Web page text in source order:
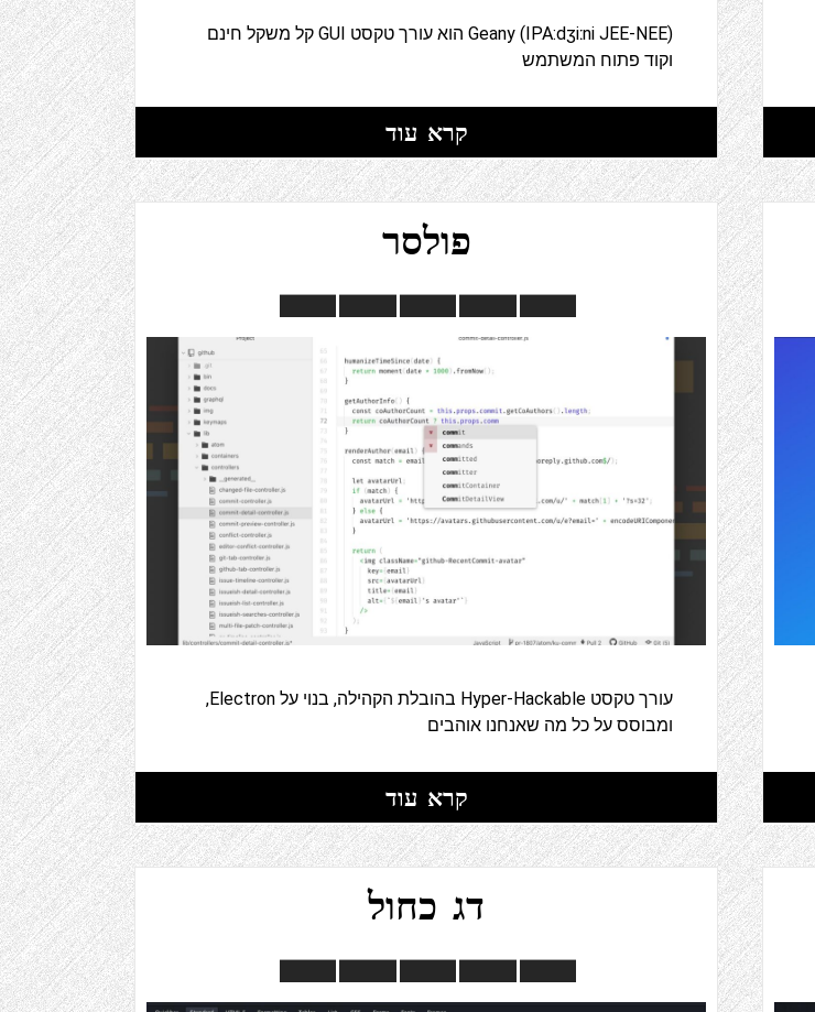
Geany (IPA:dʒiːni JEE-NEE) הוא עורך טקסט GUI קל משקל חינם
וקוד פתוח המשתמש
קרא עוד
פולסר
עורך טקסט Hyper-Hackable בהובלת הקהילה, בנוי על Electron,
ומבוסס על כל מה שאנחנו אוהבים
קרא עוד
דג כחול